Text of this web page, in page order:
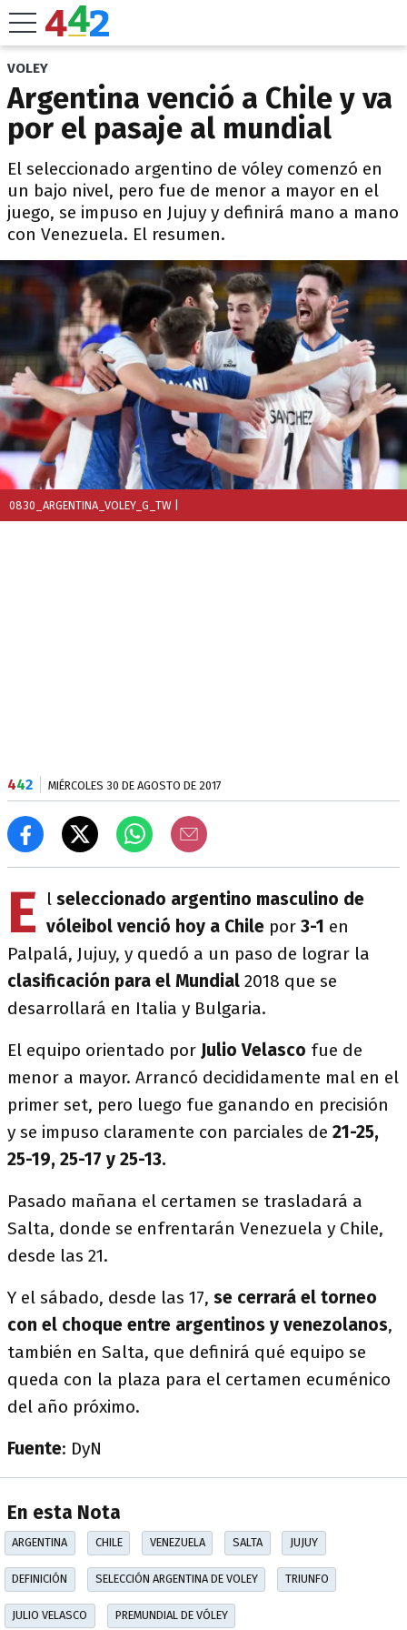
VOLEY
Argentina venció a Chile y va
por el pasaje al mundial
El seleccionado argentino de vóley comenzó en
un bajo nivel, pero fue de menor a mayor en el
juego, se impuso en Jujuy y definirá mano a mano
con Venezuela. El resumen.
0830_ARGENTINA_VOLEY_G_TW
442 MIÉRCOLES 30 DE AGOSTO DE 2017
E l seleccionado argentino masculino de
vóleibol venció hoy a Chile por 3-1 en
Palpalá, Jujuy, y quedó a un paso de lograr la
clasificación para el Mundial 2018 que se
desarrollará en Italia y Bulgaria.
El equipo orientado por Julio Velasco fue de
menor a mayor. Arrancó decididamente mal en el
primer set, pero luego fue ganando en precisión
y se impuso claramente con parciales de 21-25,
25-19, 25-17 y 25-13.
Pasado mañana el certamen se trasladará a
Salta, donde se enfrentarán Venezuela y Chile,
desde las 21.
Y el sábado, desde las 17, se cerrará el torneo
con el choque entre argentinos y venezolanos,
también en Salta, que definirá qué equipo se
queda con la plaza para el certamen ecuménico
del año próximo.
Fuente: DyN
En esta Nota
ARGENTINA CHILE VENEZUELA SALTA JUJUY
DEFINICIÓN SELECCIÓN ARGENTINA DE VOLEY TRIUNFO
JULIO VELASCO PREMUNDIAL DE VÓLEY